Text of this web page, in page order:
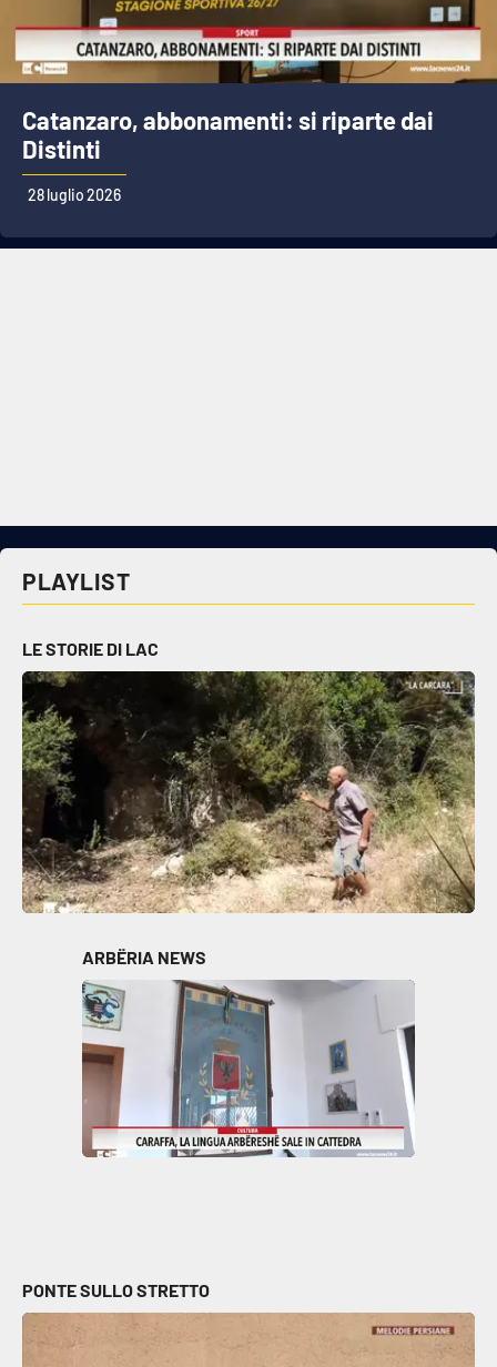
Catanzaro, abbonamenti: si riparte dai
Distinti
28 luglio 2026
PLAYLIST
LE STORIE DI LAC
ARBËRIA NEWS
PONTE SULLO STRETTO